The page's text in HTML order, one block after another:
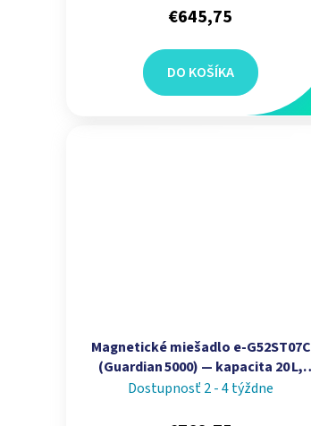
€645,75
DO KOŠÍKA
Magnetické miešadlo e‑G52ST07C
(Guardian 5000) — kapacita 20 L,
keramická platňa 7 × 7 in (18 × 18 cm) |
Dostupnosť 2 - 4 týždne